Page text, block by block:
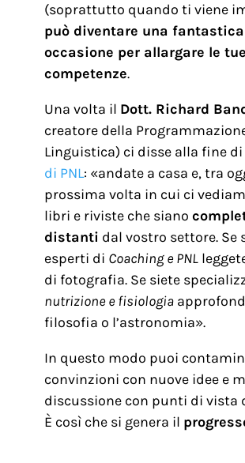
(soprattutto quando ti viene
può diventare una fantastica
occasione per allargare le tue
competenze.
Una volta il Dott. Richard
creatore della
Linguistica) ci disse alla fine
di PNL: «andate a casa e, tra
prossima volta in cui ci
libri e riviste che siano
distanti dal vostro settore. Se
esperti di Coaching e PNL
di fotografia. Se siete
nutrizione e fisiologia
filosofia o l’astronomia».
In questo modo puoi
convinzioni con nuove idee e
discussione con punti di vista
È così che si genera il